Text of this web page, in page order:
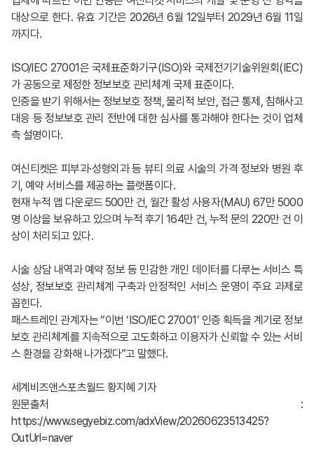
대상으로 한다. 유효 기간은 2026년 6월 12일부터 2029년 6월 11일
까지다.
ISO/IEC 27001은 국제표준화기구(ISO)와 국제전기기술위원회(IEC)
가 공동으로 제정한 정보보호 관리체계 국제 표준이다.
인증을 받기 위해서는 정보보호 정책, 물리적 보안, 접근 통제, 침해사고
대응 등 정보보호 관리 전반에 대한 심사를 통과해야 한다는 것이 업체
측 설명이다.
여신티켓은 피부과·성형외과 등 뷰티 의료 시술의 가격 정보와 병원 후
기, 예약 서비스를 제공하는 플랫폼이다.
현재 누적 앱 다운로드 500만 건, 월간 활성 사용자(MAU) 67만 5000
명 이상을 보유하고 있으며 누적 후기 164만 건, 누적 문의 220만 건 이
상이 처리되고 있다.
시술 상담 내역과 예약 정보 등 민감한 개인 데이터를 다루는 서비스 특
성상, 정보보호 관리체계 구축과 안정적인 서비스 운영이 주요 과제로
꼽힌다.
패스트레인 관계자는 “이번 ‘ISO/IEC 27001’ 인증 획득을 계기로 정보
보호 관리체계를 지속적으로 고도화하고 이용자가 신뢰할 수 있는 서비
스 환경을 강화해 나가겠다”고 말했다.
세계비즈앤스포츠월드 황지혜 기자
원문출처 :
https://www.segyebiz.com/adxView/20260623513425?
OutUrl=naver